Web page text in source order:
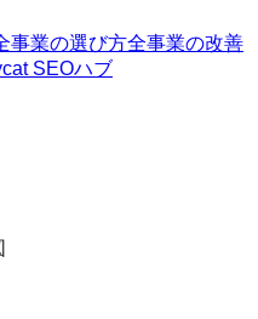
事業の選び方全事業の改善
SEOハブ